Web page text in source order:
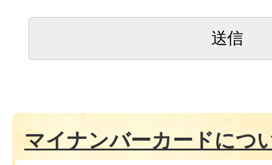
マイナンバーカードにつ